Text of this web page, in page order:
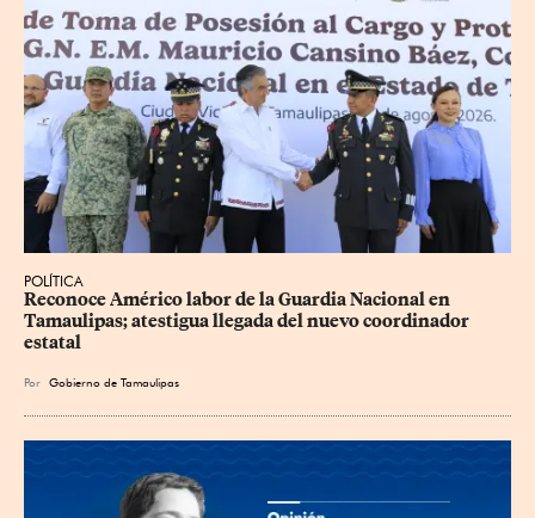
POLÍTICA
Reconoce Américo labor de la Guardia Nacional en
Tamaulipas; atestigua llegada del nuevo coordinador
estatal
Por Gobierno de Tamaulipas